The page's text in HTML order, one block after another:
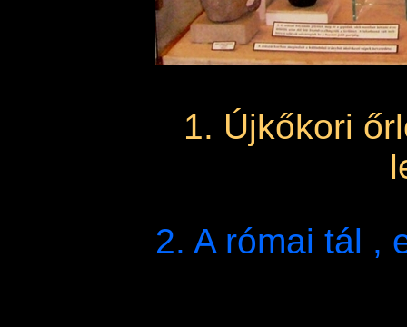
1. Újkőkori
2. A római tál ,